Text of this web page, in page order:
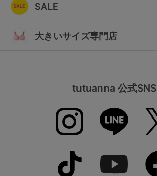
SALE
大きいサイズ専門店
tutuanna 公式SNS